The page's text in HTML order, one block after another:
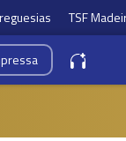
TSF